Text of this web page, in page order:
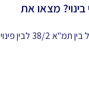
בינוי? מצאו את
באנו לעשות לכם קצת סדר. מה ההבדל בין תמ"א 38/2 לבין פינוי